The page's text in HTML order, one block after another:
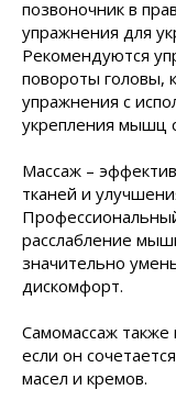
позвоночник в
упражнения для
Рекомендуются
повороты головы,
упражнения с
укрепления мышц
Массаж –
тканей и
расслабление
значительно
дискомфорт.
Самомассаж также
если он
масел и кремов.